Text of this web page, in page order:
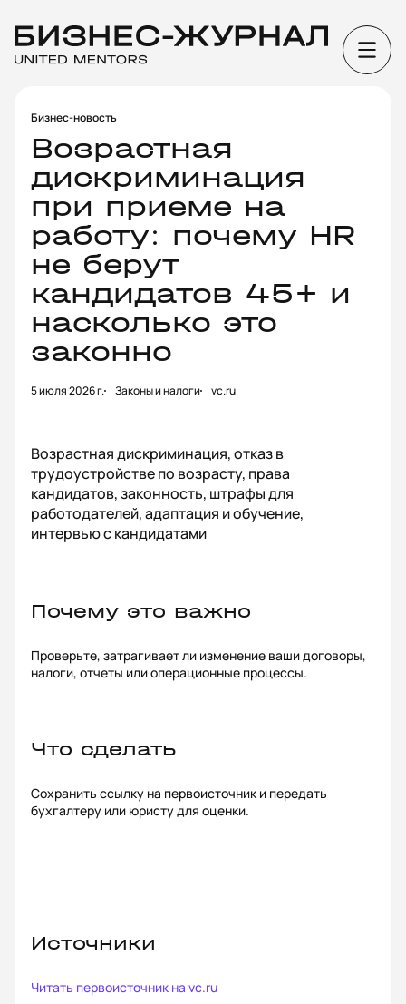
Бизнес-новость
Возрастная
дискриминация
при приеме на
работу: почему HR
не берут
кандидатов 45+ и
насколько это
законно
5 июля 2026 г. Законы и налоги vc.ru
Возрастная дискриминация, отказ в
трудоустройстве по возрасту, права
кандидатов, законность, штрафы для
работодателей, адаптация и обучение,
интервью с кандидатами
Почему это важно
Проверьте, затрагивает ли изменение ваши договоры,
налоги, отчеты или операционные процессы.
Что сделать
Сохранить ссылку на первоисточник и передать
бухгалтеру или юристу для оценки.
Источники
Читать первоисточник на vc.ru